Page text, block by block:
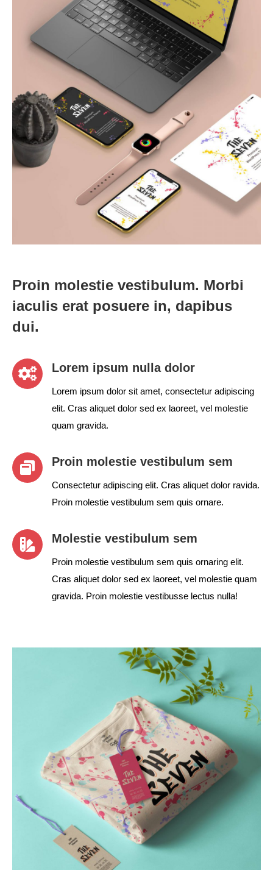
Proin molestie vestibulum. Morbi
iaculis erat posuere in, dapibus
dui.
Lorem ipsum nulla dolor
Lorem ipsum dolor sit amet, consectetur adipiscing
elit. Cras aliquet dolor sed ex laoreet, vel molestie
quam gravida.
Proin molestie vestibulum sem
Consectetur adipiscing elit. Cras aliquet dolor ravida.
Proin molestie vestibulum sem quis ornare.
Molestie vestibulum sem
Proin molestie vestibulum sem quis ornaring elit.
Cras aliquet dolor sed ex laoreet, vel molestie quam
gravida. Proin molestie vestibusse lectus nulla!